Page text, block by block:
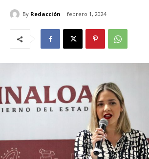
By Redacción febrero 1, 2024